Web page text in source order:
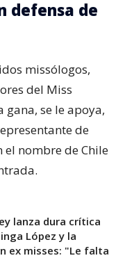
defensa de
missólogos,
del Miss
se le apoya,
de
nombre de Chile
lanza dura crítica
López y la
ex misses: "Le falta